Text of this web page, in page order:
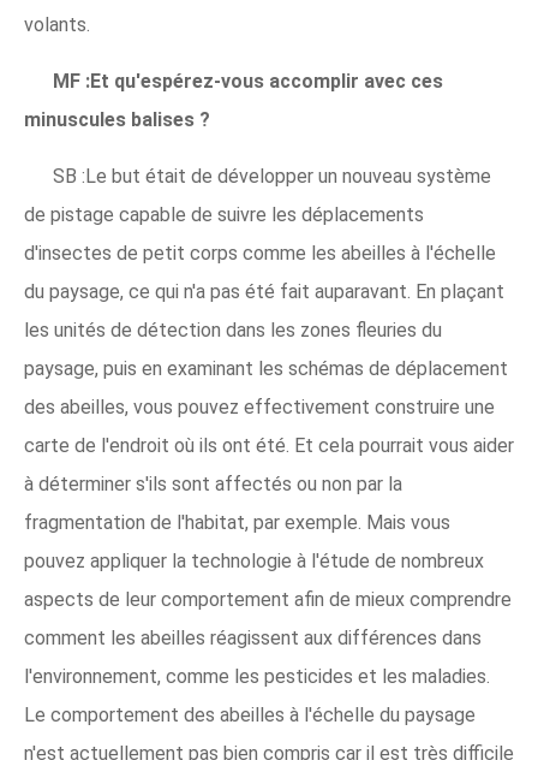
volants.
MF :Et qu'espérez-vous accomplir avec ces
minuscules balises ?
SB :Le but était de développer un nouveau système
de pistage capable de suivre les déplacements
d'insectes de petit corps comme les abeilles à l'échelle
du paysage, ce qui n'a pas été fait auparavant. En plaçant
les unités de détection dans les zones fleuries du
paysage, puis en examinant les schémas de déplacement
des abeilles, vous pouvez effectivement construire une
carte de l'endroit où ils ont été. Et cela pourrait vous aider
à déterminer s'ils sont affectés ou non par la
fragmentation de l'habitat, par exemple. Mais vous
pouvez appliquer la technologie à l'étude de nombreux
aspects de leur comportement afin de mieux comprendre
comment les abeilles réagissent aux différences dans
l'environnement, comme les pesticides et les maladies.
Le comportement des abeilles à l'échelle du paysage
n'est actuellement pas bien compris car il est très difficile